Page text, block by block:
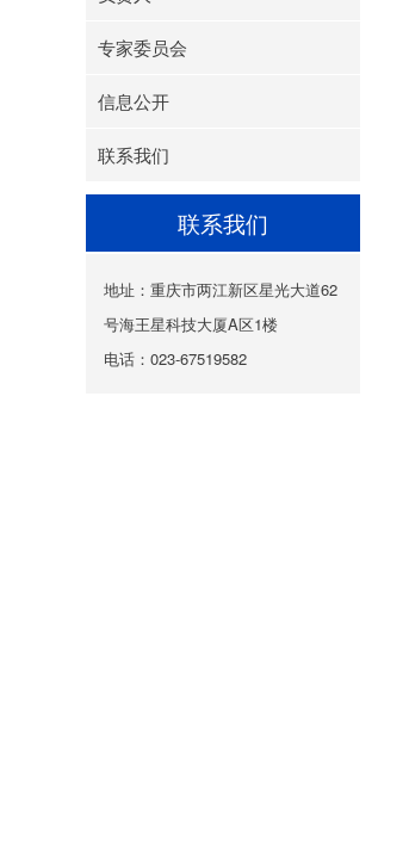
专家委员会
信息公开
联系我们
联系我们
地址：重庆市两江新区星光大道62
号海王星科技大厦A区1楼
电话：023-67519582